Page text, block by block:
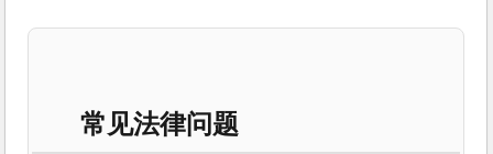
常见法律问题